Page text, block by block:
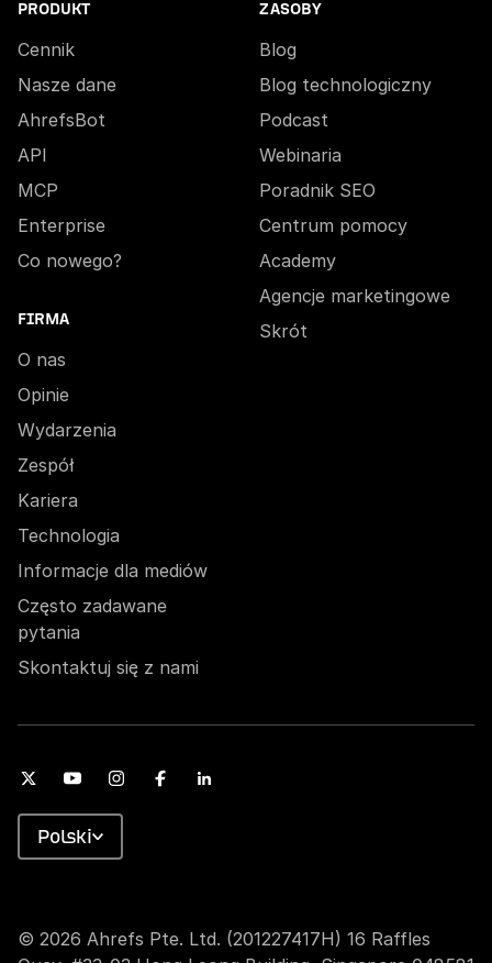
PRODUKT
Cennik
Nasze dane
AhrefsBot
API
MCP
Enterprise
Co nowego?
FIRMA
O nas
Opinie
Wydarzenia
Zespół
Kariera
Technologia
Informacje dla mediów
Często zadawane
pytania
Skontaktuj się z nami
ZASOBY
Blog
Blog technologiczny
Podcast
Webinaria
Poradnik SEO
Centrum pomocy
Academy
Agencje marketingowe
Skrót
© 2026 Ahrefs Pte. Ltd. (201227417H) 16 Raffles
Polski